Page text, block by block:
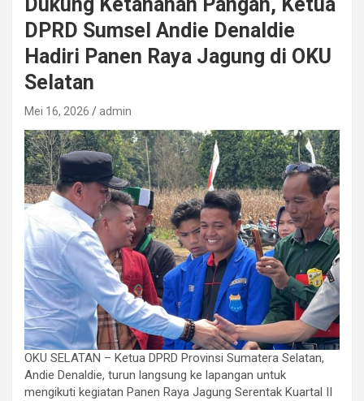
DPRD Sumsel Andie Denaldie
Hadiri Panen Raya Jagung di OKU
Selatan
Mei 16, 2026 admin
OKU SELATAN – Ketua DPRD Provinsi Sumatera Selatan,
Andie Denaldie, turun langsung ke lapangan untuk
mengikuti kegiatan Panen Raya Jagung Serentak Kuartal II